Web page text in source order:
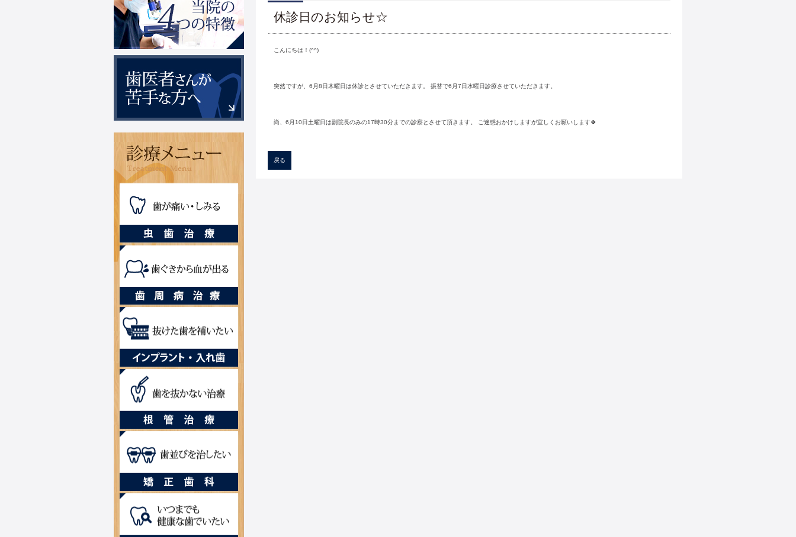
休診日のお知らせ☆
こんにちは！(^^)
突然ですが、6月8日木曜日は休診とさせていただきます。 振替で6月7日水曜日診療させていただきます。
尚、6月10日土曜日は副院長のみの17時30分までの診察とさせて頂きます。 ご迷惑おかけしますが宜しくお願いします🍀
戻る